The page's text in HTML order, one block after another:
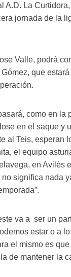
A.D. La
jornada de la
Valle, podrá
que
como en la
en el saque y
al Teis, esperan
el equipo
en Avilés
significa nada
va a ser un
estar o a
el mismo es
de mantener la